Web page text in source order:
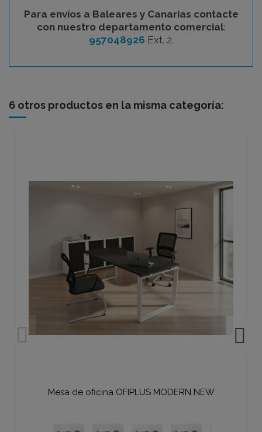
Para envíos a Baleares y Canarias contacte
con nuestro departamento comercial:
957048926 Ext. 2.
6 otros productos en la misma categoría:
Mesa de oficina OFIPLUS MODERN NEW